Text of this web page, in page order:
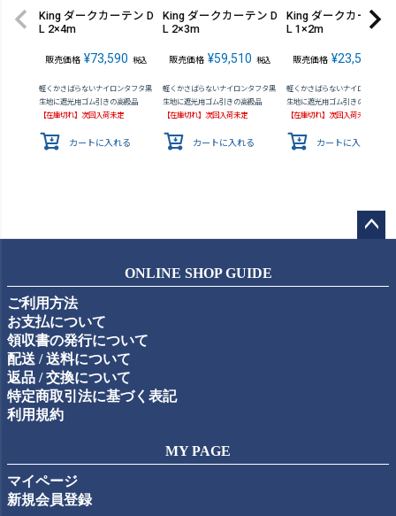
King ダークカーテン D
L 2×4m
販売価格 ¥73,590 税込
軽くかさばらないナイロンタフタ黒
生地に遮光用ゴム引きの高級品
【在庫切れ】次回入荷未定
カートに入れる
King ダークカーテン D
L 2×3m
販売価格 ¥59,510 税込
軽くかさばらないナイロンタフタ黒
生地に遮光用ゴム引きの高級品
【在庫切れ】次回入荷未定
カートに入れる
King ダークカーテン
L 1×2m
販売価格 ¥23,540
軽くかさばらないナイロンタフタ
生地に遮光用ゴム引きの高級品
【在庫切れ】次回入荷未定
カートに入れる
ップ
ONLINE SHOP GUIDE
ご利用方法
お支払について
領収書の発行について
配送 / 送料について
返品 / 交換について
特定商取引法に基づく表記
利用規約
MY PAGE
マイページ
新規会員登録